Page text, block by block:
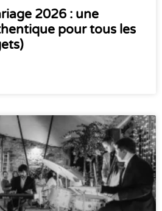
2026 : une
pour tous les